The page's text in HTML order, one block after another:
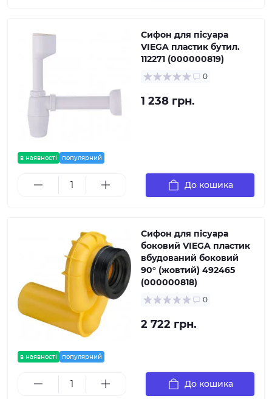
в наявності популярний
Сифон для пісуара
VIEGA пластик бутил.
112271 (000000819)
0
1 238 грн.
До кошика
в наявності популярний
Сифон для пісуара
боковий VIEGA пластик
вбудований боковий
90° (жовтий) 492465
(000000818)
0
2 722 грн.
До кошика